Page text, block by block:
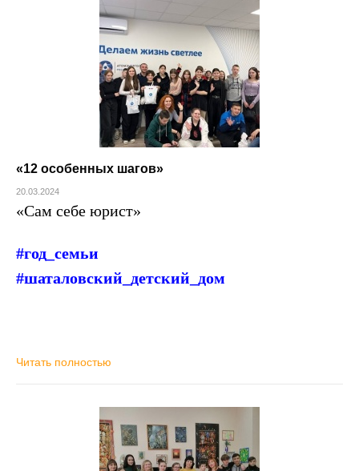
«12 особенных шагов»
20.03.2024
«Сам себе юрист»
#год_семьи
#шаталовский_детский_дом
Читать полностью